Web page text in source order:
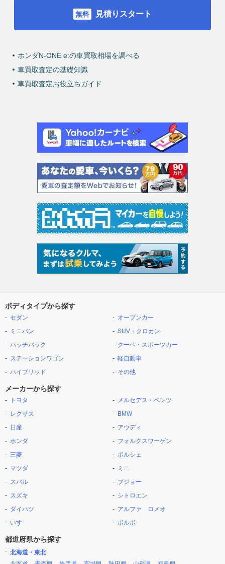
見積りスタート
ホンダN-ONE e:の車買取相場を調べる
車買取査定の基礎知識
車買取査定お役立ちガイド
ボディタイプから探す
セダン
ミニバン
ハッチバック
ステーションワゴン
ハイブリッド
オープンカー
SUV・クロカン
クーペ・スポーツカー
軽自動車
その他
メーカーから探す
トヨタ
レクサス
日産
ホンダ
三菱
マツダ
スバル
スズキ
ダイハツ
いすゞ
メルセデス・ベンツ
BMW
アウディ
フォルクスワーゲン
ポルシェ
ミニ
プジョー
シトロエン
アルファ ロメオ
ボルボ
都道府県から探す
北海道・東北